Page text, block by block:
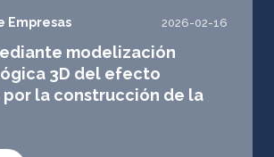
Empresas 2026-02-16
modelización
3D del efecto
la construcción de la